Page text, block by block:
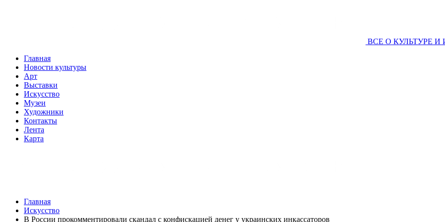
ВСЕ О КУЛЬТУРЕ И
Главная
Новости культуры
Арт
Выставки
Искусство
Музеи
Художники
Контакты
Лента
Карта
Главная
Искусство
В России прокомментировали скандал с конфискацией денег у украинских инкассаторов